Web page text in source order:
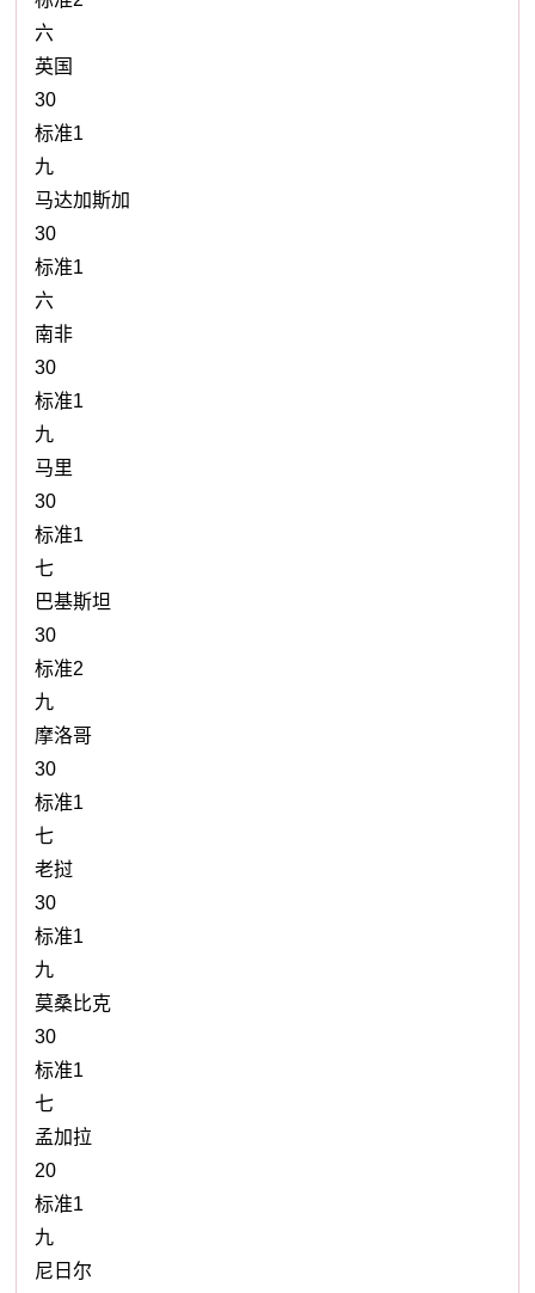
六
英国
30
标准1
九
马达加斯加
30
标准1
六
南非
30
标准1
九
马里
30
标准1
七
巴基斯坦
30
标准2
九
摩洛哥
30
标准1
七
老挝
30
标准1
九
莫桑比克
30
标准1
七
孟加拉
20
标准1
九
尼日尔